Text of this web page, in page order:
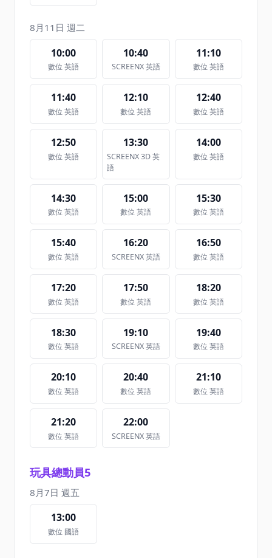
8月11日 週二
10:00
數位 英語
10:40
SCREENX 英語
11:10
數位 英語
11:40
數位 英語
12:10
數位 英語
12:40
數位 英語
12:50
數位 英語
13:30
SCREENX 3D 英
語
14:00
數位 英語
14:30
數位 英語
15:00
數位 英語
15:30
數位 英語
15:40
數位 英語
16:20
SCREENX 英語
16:50
數位 英語
17:20
數位 英語
17:50
數位 英語
18:20
數位 英語
18:30
數位 英語
19:10
SCREENX 英語
19:40
數位 英語
20:10
數位 英語
20:40
數位 英語
21:10
數位 英語
21:20
數位 英語
22:00
SCREENX 英語
玩具總動員5
8月7日 週五
13:00
數位 國語